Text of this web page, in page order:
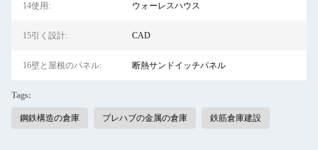
14使用: ウォーレスハウス
15引く設計: CAD
16壁と屋根のパネル: 断熱サンドイッチパネル
Tags:
鋼鉄構造の倉庫 プレハブの金属の倉庫 鉄筋倉庫建設